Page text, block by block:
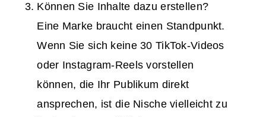
Können Sie Inhalte dazu erstellen?
Eine Marke braucht einen Standpunkt.
Wenn Sie sich keine 30 TikTok-Videos
oder Instagram-Reels vorstellen
können, die Ihr Publikum direkt
ansprechen, ist die Nische vielleicht zu